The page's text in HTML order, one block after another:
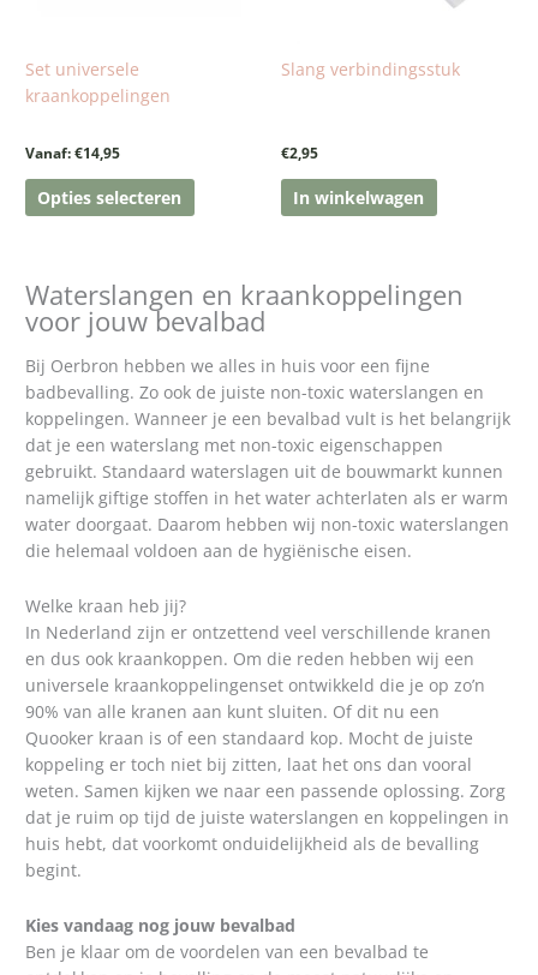
Set universele
kraankoppelingen
Vanaf:€14,95
Opties selecteren
Slang verbindingsstuk
€2,95
In winkelwagen
Waterslangen en kraankoppelingen
voor jouw bevalbad
Bij Oerbron hebben we alles in huis voor een fijne
badbevalling. Zo ook de juiste non-toxic waterslangen en
koppelingen. Wanneer je een bevalbad vult is het belangrijk
dat je een waterslang met non-toxic eigenschappen
gebruikt. Standaard waterslagen uit de bouwmarkt kunnen
namelijk giftige stoffen in het water achterlaten als er warm
water doorgaat. Daarom hebben wij non-toxic waterslangen
die helemaal voldoen aan de hygiënische eisen.
Welke kraan heb jij?
In Nederland zijn er ontzettend veel verschillende kranen
en dus ook kraankoppen. Om die reden hebben wij een
universele kraankoppelingenset ontwikkeld die je op zo’n
90% van alle kranen aan kunt sluiten. Of dit nu een
Quooker kraan is of een standaard kop. Mocht de juiste
koppeling er toch niet bij zitten, laat het ons dan vooral
weten. Samen kijken we naar een passende oplossing. Zorg
dat je ruim op tijd de juiste waterslangen en koppelingen in
huis hebt, dat voorkomt onduidelijkheid als de bevalling
begint.
Kies vandaag nog jouw bevalbad
Ben je klaar om de voordelen van een bevalbad te